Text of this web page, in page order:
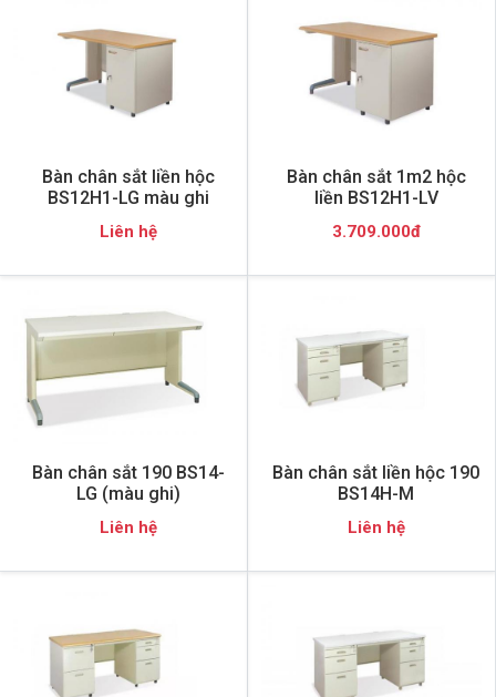
Bàn chân sắt liền hộc
BS12H1-LG màu ghi
Liên hệ
Bàn chân sắt 1m2 hộc
liền BS12H1-LV
3.709.000đ
Bàn chân sắt 190 BS14-
LG (màu ghi)
Liên hệ
Bàn chân sắt liền hộc 190
BS14H-M
Liên hệ